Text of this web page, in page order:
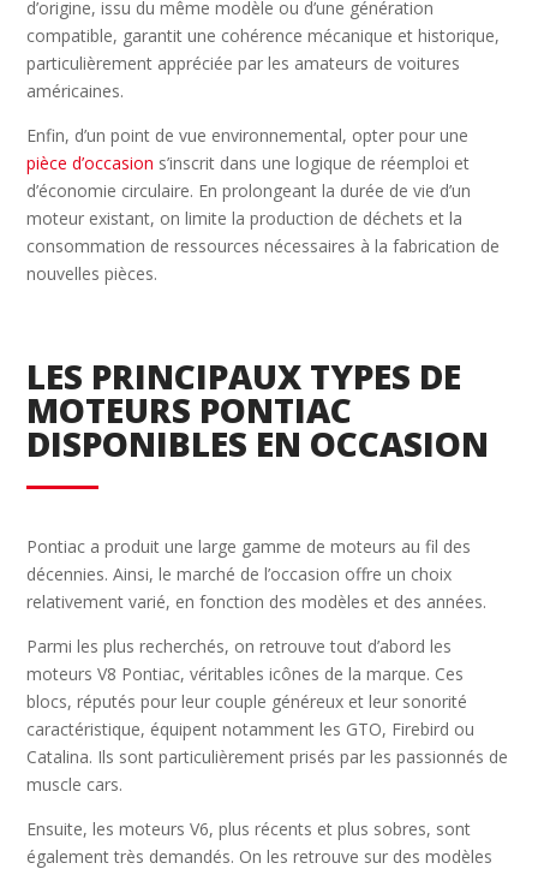
d’origine, issu du même modèle ou d’une génération
compatible, garantit une cohérence mécanique et historique,
particulièrement appréciée par les amateurs de voitures
américaines.
Enfin, d’un point de vue environnemental, opter pour une
pièce d’occasion s’inscrit dans une logique de réemploi et
d’économie circulaire. En prolongeant la durée de vie d’un
moteur existant, on limite la production de déchets et la
consommation de ressources nécessaires à la fabrication de
nouvelles pièces.
LES PRINCIPAUX TYPES DE
MOTEURS PONTIAC
DISPONIBLES EN OCCASION
Pontiac a produit une large gamme de moteurs au fil des
décennies. Ainsi, le marché de l’occasion offre un choix
relativement varié, en fonction des modèles et des années.
Parmi les plus recherchés, on retrouve tout d’abord les
moteurs V8 Pontiac, véritables icônes de la marque. Ces
blocs, réputés pour leur couple généreux et leur sonorité
caractéristique, équipent notamment les GTO, Firebird ou
Catalina. Ils sont particulièrement prisés par les passionnés de
muscle cars.
Ensuite, les moteurs V6, plus récents et plus sobres, sont
également très demandés. On les retrouve sur des modèles